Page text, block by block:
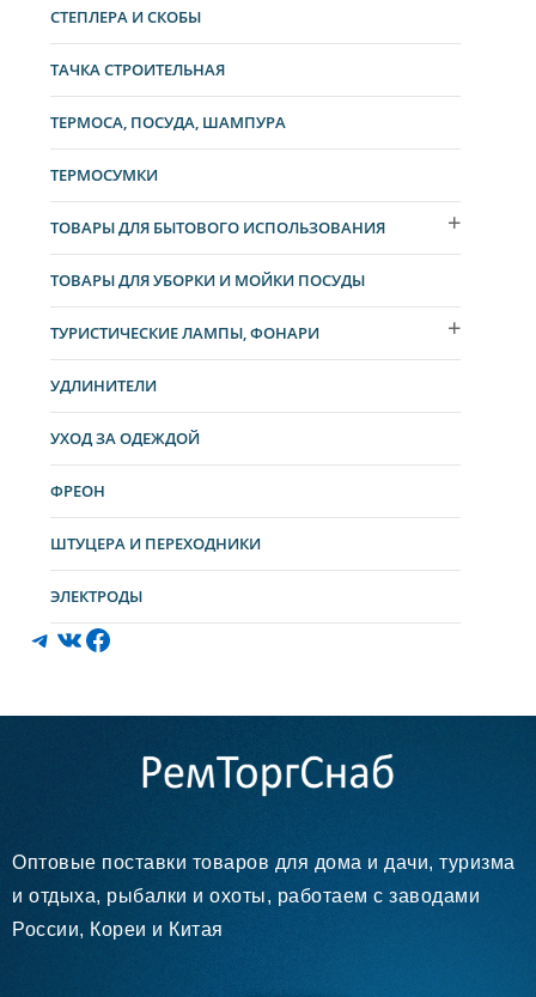
СТЕПЛЕРА И СКОБЫ
ТАЧКА СТРОИТЕЛЬНАЯ
ТЕРМОСА, ПОСУДА, ШАМПУРА
ТЕРМОСУМКИ
ТОВАРЫ ДЛЯ БЫТОВОГО ИСПОЛЬЗОВАНИЯ
ТОВАРЫ ДЛЯ УБОРКИ И МОЙКИ ПОСУДЫ
ТУРИСТИЧЕСКИЕ ЛАМПЫ, ФОНАРИ
УДЛИНИТЕЛИ
УХОД ЗА ОДЕЖДОЙ
ФРЕОН
ШТУЦЕРА И ПЕРЕХОДНИКИ
ЭЛЕКТРОДЫ
Оптовые поставки товаров для дома и дачи, туризма
и отдыха, рыбалки и охоты, работаем с заводами
России, Кореи и Китая